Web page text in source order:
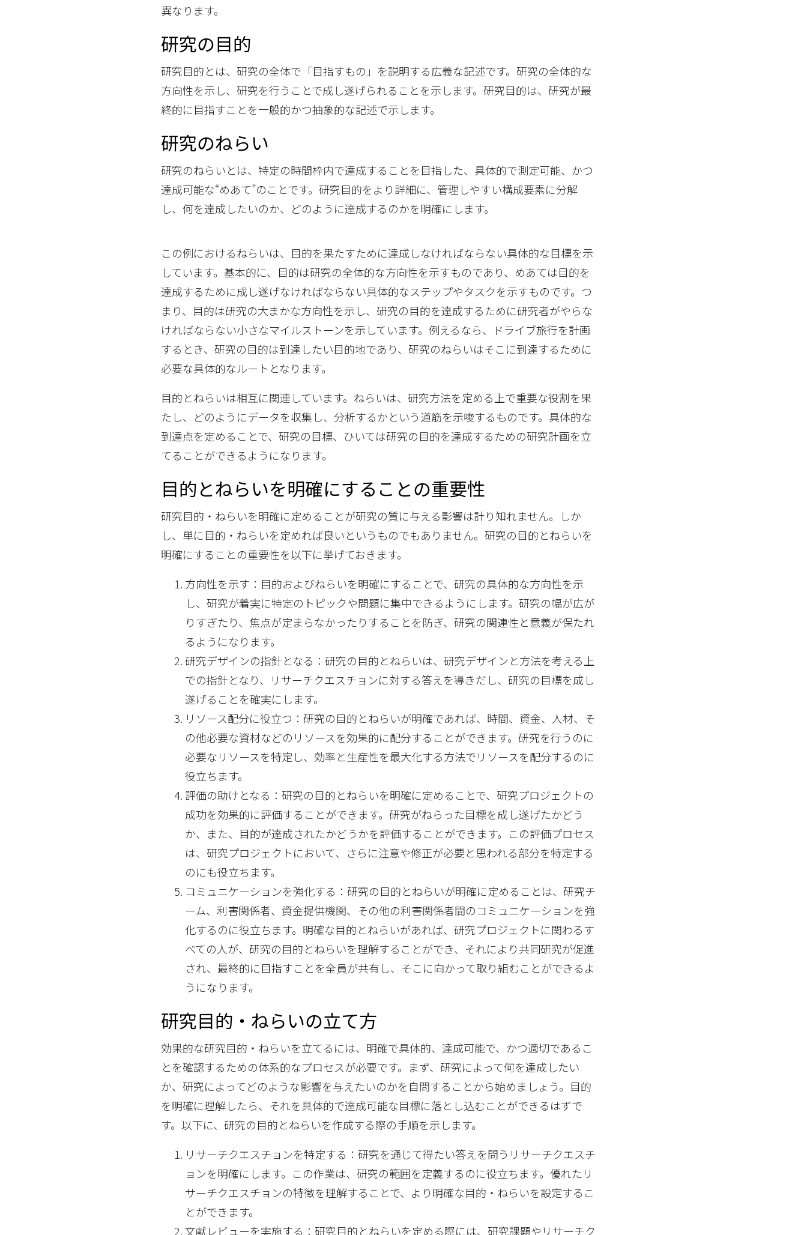
異なります。
研究の目的
研究目的とは、研究の全体で「目指すもの」を説明する広義な記述です。研究の全体的な
方向性を示し、研究を行うことで成し遂げられることを示します。研究目的は、研究が最
終的に目指すことを一般的かつ抽象的な記述で示します。
研究のねらい
研究のねらいとは、特定の時間枠内で達成することを目指した、具体的で測定可能、かつ
達成可能な“めあて”のことです。研究目的をより詳細に、管理しやすい構成要素に分解
し、何を達成したいのか、どのように達成するのかを明確にします。
この例におけるねらいは、目的を果たすために達成しなければならない具体的な目標を示
しています。基本的に、目的は研究の全体的な方向性を示すものであり、めあては目的を
達成するために成し遂げなければならない具体的なステップやタスクを示すものです。つ
まり、目的は研究の大まかな方向性を示し、研究の目的を達成するために研究者がやらな
ければならない小さなマイルストーンを示しています。例えるなら、ドライブ旅行を計画
するとき、研究の目的は到達したい目的地であり、研究のねらいはそこに到達するために
必要な具体的なルートとなります。
目的とねらいは相互に関連しています。ねらいは、研究方法を定める上で重要な役割を果
たし、どのようにデータを収集し、分析するかという道筋を示唆するものです。具体的な
到達点を定めることで、研究の目標、ひいては研究の目的を達成するための研究計画を立
てることができるようになります。
目的とねらいを明確にすることの重要性
研究目的・ねらいを明確に定めることが研究の質に与える影響は計り知れません。しか
し、単に目的・ねらいを定めれば良いというものでもありません。研究の目的とねらいを
明確にすることの重要性を以下に挙げておきます。
方向性を示す：目的およびねらいを明確にすることで、研究の具体的な方向性を示
し、研究が着実に特定のトピックや問題に集中できるようにします。研究の幅が広が
りすぎたり、焦点が定まらなかったりすることを防ぎ、研究の関連性と意義が保たれ
るようになります。
研究デザインの指針となる：研究の目的とねらいは、研究デザインと方法を考える上
での指針となり、リサーチクエスチョンに対する答えを導きだし、研究の目標を成し
遂げることを確実にします。
リソース配分に役立つ：研究の目的とねらいが明確であれば、時間、資金、人材、そ
の他必要な資材などのリソースを効果的に配分することができます。研究を行うのに
必要なリソースを特定し、効率と生産性を最大化する方法でリソースを配分するのに
役立ちます。
評価の助けとなる：研究の目的とねらいを明確に定めることで、研究プロジェクトの
成功を効果的に評価することができます。研究がねらった目標を成し遂げたかどう
か、また、目的が達成されたかどうかを評価することができます。この評価プロセス
は、研究プロジェクトにおいて、さらに注意や修正が必要と思われる部分を特定する
のにも役立ちます。
コミュニケーションを強化する：研究の目的とねらいが明確に定めることは、研究チ
ーム、利害関係者、資金提供機関、その他の利害関係者間のコミュニケーションを強
化するのに役立ちます。明確な目的とねらいがあれば、研究プロジェクトに関わるす
べての人が、研究の目的とねらいを理解することができ、それにより共同研究が促進
され、最終的に目指すことを全員が共有し、そこに向かって取り組むことができるよ
うになります。
研究目的・ねらいの立て方
効果的な研究目的・ねらいを立てるには、明確で具体的、達成可能で、かつ適切であるこ
とを確認するための体系的なプロセスが必要です。まず、研究によって何を達成したい
か、研究によってどのような影響を与えたいのかを自問することから始めましょう。目的
を明確に理解したら、それを具体的で達成可能な目標に落とし込むことができるはずで
す。以下に、研究の目的とねらいを作成する際の手順を示します。
リサーチクエスチョンを特定する：研究を通じて得たい答えを問うリサーチクエスチ
ョンを明確にします。この作業は、研究の範囲を定義するのに役立ちます。優れたリ
サーチクエスチョンの特徴を理解することで、より明確な目的・ねらいを設定するこ
とができます。
文献レビューを実施する：研究目的とねらいを定める際には、研究課題やリサーチク